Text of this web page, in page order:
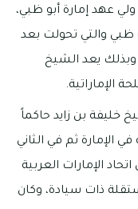
تقلد منصب ولي عهد إمارة أبو ظبي،
ظبي والتي تحولت بعد
وبذلك يعد الشيخ
الإماراتية.
تعيين الشيخ خليفة بن زايد حاكماً
في الإمارة ثم في الثاني
الإمارات العربية
ذات سيادة، وكان